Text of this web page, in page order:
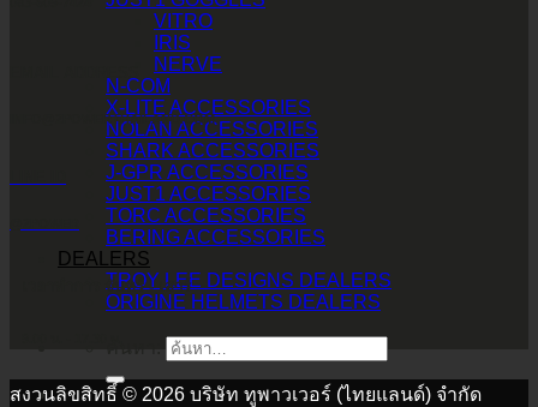
VITRO
IRIS
NERVE
N-COM
X-LITE ACCESSORIES
NOLAN ACCESSORIES
SHARK ACCESSORIES
J-GPR ACCESSORIES
JUST1 ACCESSORIES
TORC ACCESSORIES
BERING ACCESSORIES
DEALERS
TROY LEE DESIGNS DEALERS
ORIGINE HELMETS DEALERS
INFO@2POWERTHAILAND.COM
เวลาทำการ จันทร์ - เสาร์
สงวนลิขสิทธิ์ © 2026 บริษัท ทูพาวเวอร์ (ไทยแลนด์) จำกัด